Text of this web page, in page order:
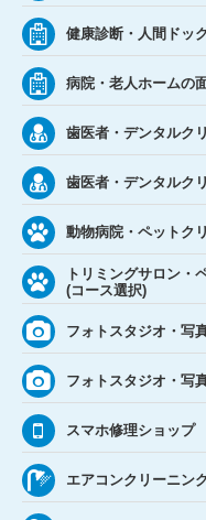
健康診断・人間ドッ
病院・老人ホームの
歯医者・デンタルク
歯医者・デンタルク
動物病院・ペットク
トリミングサロン・
(コース選択)
フォトスタジオ・写
フォトスタジオ・写
スマホ修理ショップ
エアコンクリーニン